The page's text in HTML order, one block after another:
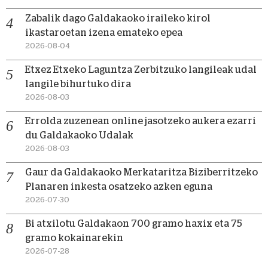
Zabalik dago Galdakaoko iraileko kirol
ikastaroetan izena emateko epea
2026-08-04
Etxez Etxeko Laguntza Zerbitzuko langileak udal
langile bihurtuko dira
2026-08-03
Errolda zuzenean online jasotzeko aukera ezarri
du Galdakaoko Udalak
2026-08-03
Gaur da Galdakaoko Merkataritza Biziberritzeko
Planaren inkesta osatzeko azken eguna
2026-07-30
Bi atxilotu Galdakaon 700 gramo haxix eta 75
gramo kokainarekin
2026-07-28